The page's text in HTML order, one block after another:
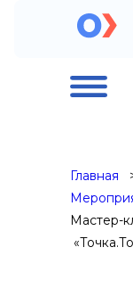
Главная
Мастер-